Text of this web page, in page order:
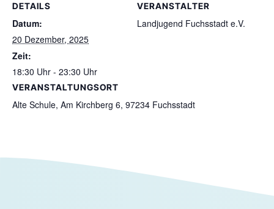
DETAILS
Datum:
20 Dezember, 2025
Zeit:
18:30 Uhr - 23:30 Uhr
VERANSTALTUNGSORT
Alte Schule, Am Kirchberg 6, 97234 Fuchsstadt
VERANSTALTER
Landjugend Fuchsstadt e.V.